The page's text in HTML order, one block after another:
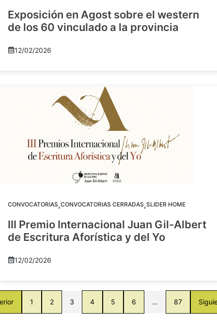
Exposición en Agost sobre el western
de los 60 vinculado a la provincia
12/02/2026
CONVOCATORIAS,CONVOCATORIAS CERRADAS,SLIDER HOME
III Premio Internacional Juan Gil-Albert
de Escritura Aforística y del Yo
12/02/2026
1 2 3 4 5 6 … 87